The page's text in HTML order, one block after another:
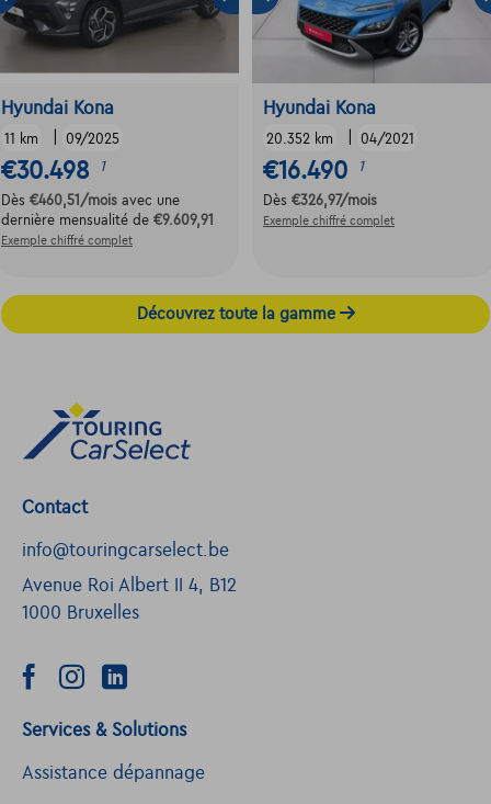
Hyundai Kona
11 km 09/2025
€30.498 1
Dès €460,51 /mois avec une
dernière mensualité de €9.609,91
Exemple chiffré complet
Hyundai Kona
20.352 km 04/2021
€16.490 1
Dès €326,97/mois
Exemple chiffré complet
Découvrez toute la gamme
Contact
info@touringcarselect.be
Avenue Roi Albert II 4, B12
1000 Bruxelles
Services & Solutions
Assistance dépannage